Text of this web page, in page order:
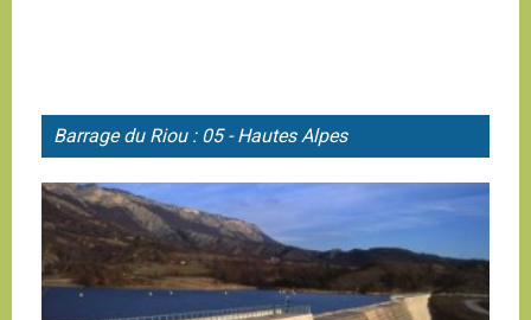
Barrage du Riou : 05 - Hautes Alpes